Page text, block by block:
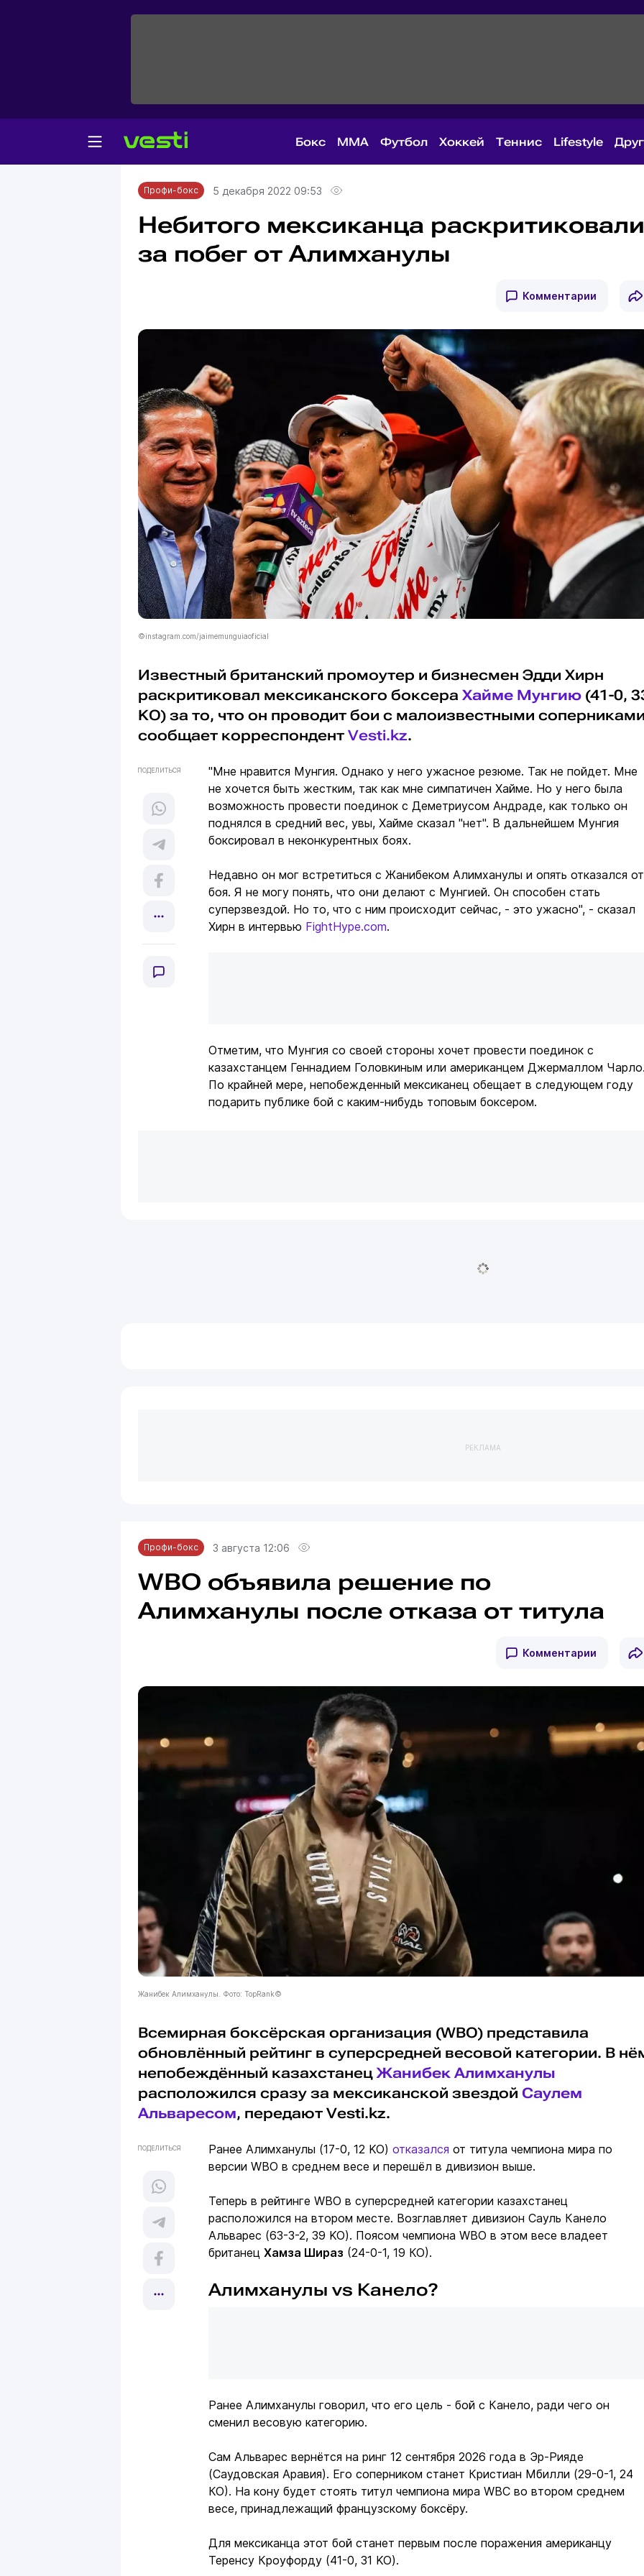
Бокс MMA Футбол Хоккей Теннис Lifestyle
Главная
Профи-бокс
Профи-бокс 5 декабря 2022 09:53
Небитого мексиканца раскритиковали
за побег от Алимханулы
Комментарии
©instagram.com/jaimemunguiaoficial
Известный британский промоутер и бизнесмен Эдди Хирн
раскритиковал мексиканского боксера Хайме Мунгию (41-0,
KO) за то, что он проводит бои с малоизвестными
сообщает корреспондент Vesti.kz.
ПОДЕЛИТЬСЯ
"Мне нравится Мунгия. Однако у него ужасное резюме. Так не пойдет. Мне
не хочется быть жестким, так как мне симпатичен Хайме. Но у него была
возможность провести поединок с Деметриусом Андраде, как только он
поднялся в средний вес, увы, Хайме сказал "нет". В дальнейшем Мунгия
боксировал в неконкурентных боях.
Недавно он мог встретиться с Жанибеком Алимханулы и опять отказался от
боя. Я не могу понять, что они делают с Мунгией. Он способен стать
суперзвездой. Но то, что с ним происходит сейчас, - это ужасно", - сказал
Хирн в интервью FightHype.com.
Отметим, что Мунгия со своей стороны хочет провести поединок с
казахстанцем Геннадием Головкиным или американцем Джермаллом
По крайней мере, непобежденный мексиканец обещает в следующем году
подарить публике бой с каким-нибудь топовым боксером.
РЕКЛАМА
Профи-бокс 3 августа 12:06
WBO объявила решение по
Алимханулы после отказа от титула
Комментарии
Жанибек Алимханулы. Фото: TopRank©
Всемирная боксёрская организация (WBO) представила
обновлённый рейтинг в суперсредней весовой категории. В
непобеждённый казахстанецЖанибек Алимханулы
расположился сразу за мексиканской звездой Саулем
Альваресом, передают Vesti.kz.
ПОДЕЛИТЬСЯ Ранее Алимханулы (17-0, 12 KO) отказался от титула чемпиона мира по
версии WBO в среднем весе и перешёл в дивизион выше.
Теперь в рейтинге WBO в суперсредней категории казахстанец
расположился на втором месте. Возглавляет дивизион Сауль Канело
Альварес (63-3-2, 39 KO). Поясом чемпиона WBO в этом весе владеет
британец Хамза Шираз (24-0-1, 19 КО).
Алимханулы vs Канело?
Ранее Алимханулы говорил, что его цель - бой с Канело, ради чего он
сменил весовую категорию.
Сам Альварес вернётся на ринг 12 сентября 2026 года в Эр-Рияде
(Саудовская Аравия). Его соперником станет Кристиан Мбилли (29-0-1, 24
КО). На кону будет стоять титул чемпиона мира WBC во втором среднем
весе, принадлежащий французскому боксёру.
Для мексиканца этот бой станет первым после поражения американцу
Теренсу Кроуфорду (41-0, 31 KO).